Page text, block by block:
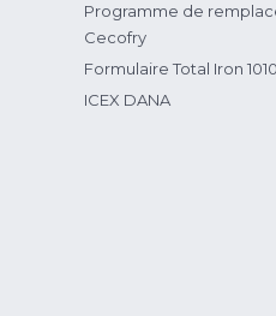
Programme de
Cecofry
Formulaire Total Iron
ICEX DANA